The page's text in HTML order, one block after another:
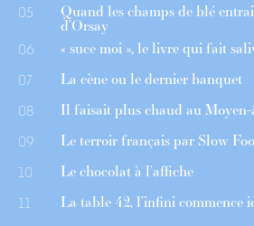
05 Quand les champs de blé
d’Orsay
06 « suce moi », le livre qui fait
07 La cène ou le dernier banquet
08 Il faisait plus chaud au Moyen-
09 Le terroir français par Slow
10 Le chocolat à l’affiche
11 La table 42, l’infini commence